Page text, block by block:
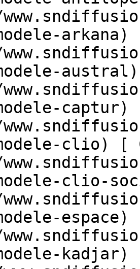
arkana)
austral)
clio) [
clio-
espace)
kadjar)